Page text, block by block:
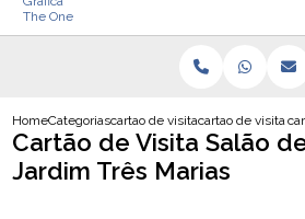
HomeCategoriascartao de visitacartao de visita
Cartão de Visita Salão
Jardim Três Marias